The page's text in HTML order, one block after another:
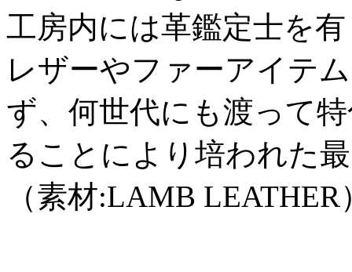
工房内には革鑑定士を
レザーやファーアイテ
ず、何世代にも渡って
ることにより培われた
（素材:LAMB LEATHER